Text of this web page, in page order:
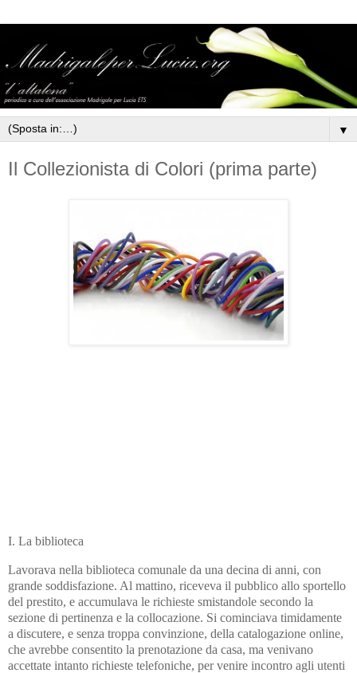
▼
Il Collezionista di Colori (prima parte)
I. La biblioteca
Lavorava nella biblioteca comunale da una decina di anni, con
grande soddisfazione. Al mattino, riceveva il pubblico allo sportello
del prestito, e accumulava le richieste smistandole secondo la
sezione di pertinenza e la collocazione. Si cominciava timidamente
a discutere, e senza troppa convinzione, della catalogazione online,
che avrebbe consentito la prenotazione da casa, ma venivano
accettate intanto richieste telefoniche, per venire incontro agli utenti